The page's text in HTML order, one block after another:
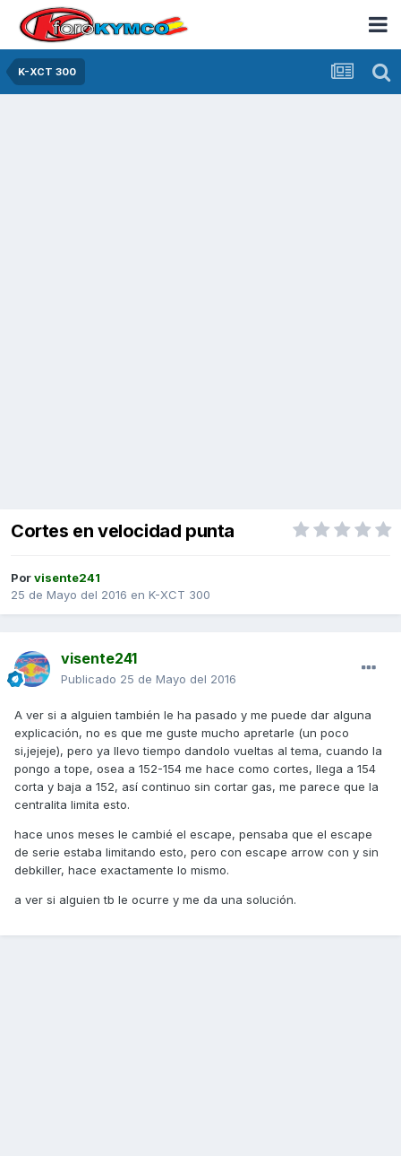
K-XCT 300
Cortes en velocidad punta
Porvisente241
25 de Mayo del 2016 en K-XCT 300
visente241
Publicado 25 de Mayo del 2016
A ver si a alguien también le ha pasado y me puede dar alguna
explicación, no es que me guste mucho apretarle (un poco
si,jejeje), pero ya llevo tiempo dandolo vueltas al tema, cuando la
pongo a tope, osea a 152-154 me hace como cortes, llega a 154
corta y baja a 152, así continuo sin cortar gas, me parece que la
centralita limita esto.
hace unos meses le cambié el escape, pensaba que el escape
de serie estaba limitando esto, pero con escape arrow con y sin
debkiller, hace exactamente lo mismo.
a ver si alguien tb le ocurre y me da una solución.